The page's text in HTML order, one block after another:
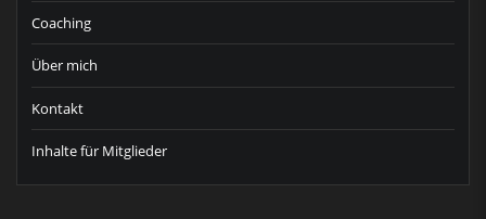
Coaching
Über mich
Kontakt
Inhalte für Mitglieder